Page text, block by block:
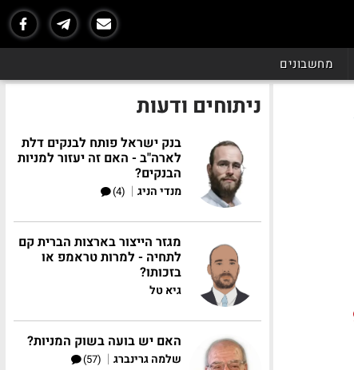
מחשבונים
ניתוחים ודעות
בנק ישראל פותח לבנקים דלת
לארה"ב - האם זה יעזור למניות
הבנקים?
מנדי הניג |
(4)
מגזר הייצור בארצות הברית קם
לתחיה - למרות טראמפ או
בזכותו?
גיא טל
האם יש בועה בשוק המניות?
שלמה גרינברג |
(57)